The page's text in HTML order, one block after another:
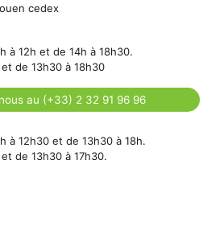
cedex
à 12h et de 14h à 18h30.
de 13h30 à 18h30
au (+33) 2 32 91 96 96
à 12h30 et de 13h30 à 18h.
de 13h30 à 17h30.